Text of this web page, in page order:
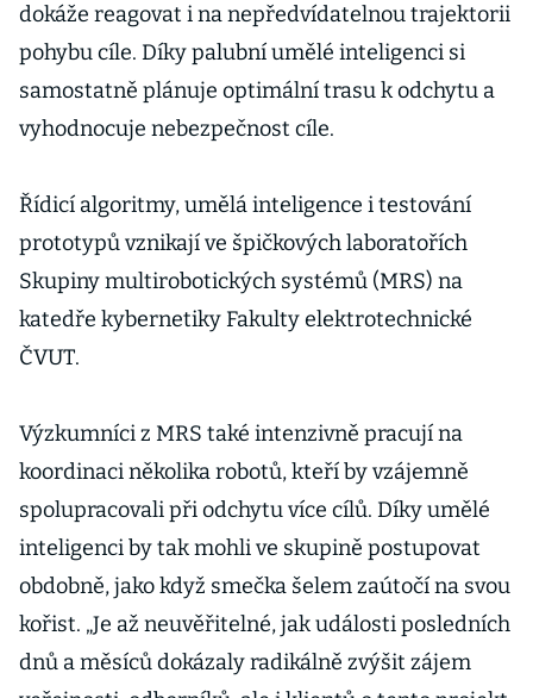
dokáže reagovat i na nepředvídatelnou trajektorii
pohybu cíle. Díky palubní umělé inteligenci si
samostatně plánuje optimální trasu k odchytu a
vyhodnocuje nebezpečnost cíle.
Řídicí algoritmy, umělá inteligence i testování
prototypů vznikají ve špičkových laboratořích
Skupiny multirobotických systémů (MRS) na
katedře kybernetiky Fakulty elektrotechnické
ČVUT.
Výzkumníci z MRS také intenzivně pracují na
koordinaci několika robotů, kteří by vzájemně
spolupracovali při odchytu více cílů. Díky umělé
inteligenci by tak mohli ve skupině postupovat
obdobně, jako když smečka šelem zaútočí na svou
kořist. „Je až neuvěřitelné, jak události posledních
dnů a měsíců dokázaly radikálně zvýšit zájem